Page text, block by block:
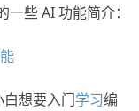
些 AI 功能简介：
想要入门学习编